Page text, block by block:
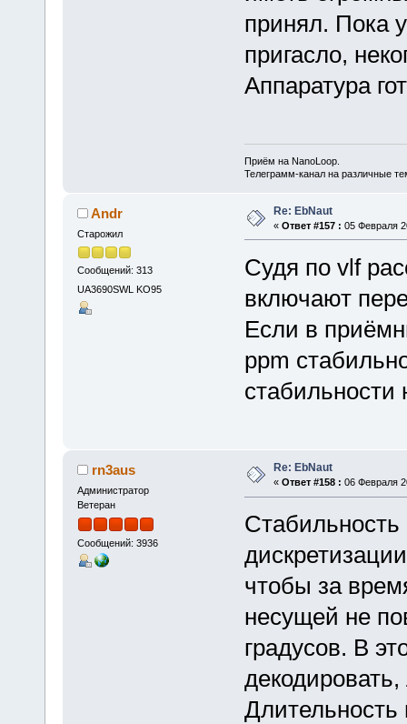
принял. Пока
пригасло,
Аппаратура
Приём на NanoLoop.
Телеграмм-канал на различные
Andr
Старожил
Сообщений: 313
UA3690SWL KO95
Re: EbNaut
« Ответ #157 : 05 Февраля
Судя по vlf
включают
Если в
ppm
стабильности
rn3aus
Администратор
Ветеран
Сообщений: 3936
Re: EbNaut
« Ответ #158 : 06 Февраля
Стабильность
чтобы за
несущей не
градусов. В